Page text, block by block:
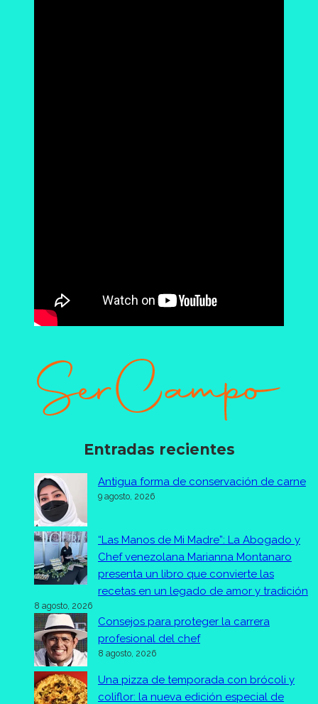
Entradas recientes
Antigua forma de conservación de carne
9 agosto, 2026
“Las Manos de Mi Madre”: La Abogado y
Chef venezolana Marianna Montanaro
presenta un libro que convierte las
recetas en un legado de amor y tradición
8 agosto, 2026
Consejos para proteger la carrera
profesional del chef
8 agosto, 2026
Una pizza de temporada con brócoli y
coliflor: la nueva edición especial de